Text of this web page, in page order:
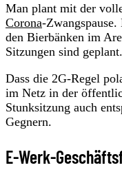
Man plant mit der
Corona-
den Bierbänken im
Sitzungen sind geplant.
Dass die 2G-Regel
im Netz in der
Stunksitzung auch
Gegnern.
E-Werk-